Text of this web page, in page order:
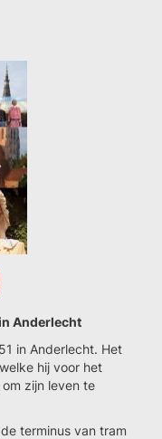
Anderlecht
in Anderlecht. Het
hij voor het
zijn leven te
terminus van tram